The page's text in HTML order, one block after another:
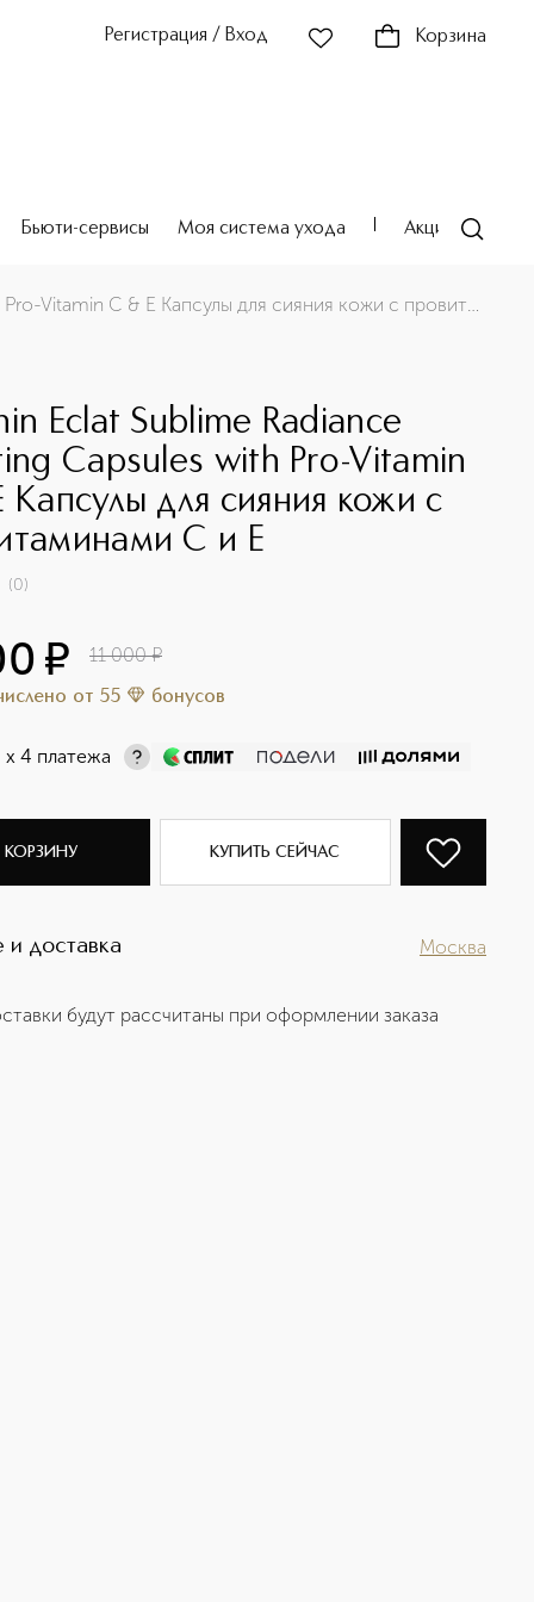
Регистрация / Вход Корзина
Бьюти-сервисы Моя система ухода Акции
и Е Darphin Eclat Sublime Radiance Boosting Capsules with Pro-Vitamin C & E Капсулы для сияния кожи с провитаминами С и Е
Eclat Sublime Radiance
Capsules with Pro-Vitamin
Капсулы для сияния кожи с
С и Е
(0)
¤ 11 000 ¤
от 55 бонусов
х 4 платежа
КОРЗИНУ КУПИТЬ СЕЙЧАС
и доставка Москва
будут рассчитаны при оформлении заказа